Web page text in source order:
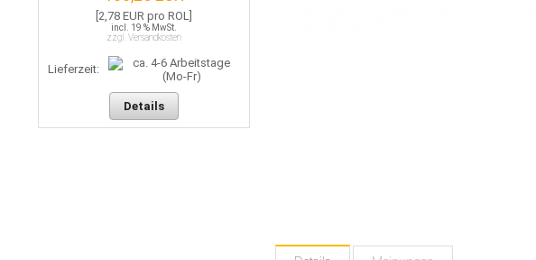
[2,78 EUR pro ROL]
incl. 19 % MwSt.
zzgl. Versandkosten
Lieferzeit:
Details